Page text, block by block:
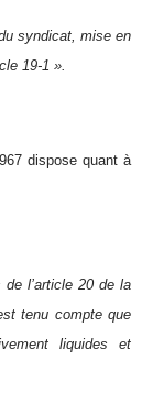
syndicat, mise en
19-1 ».
dispose quant à
de l’article 20 de la
tenu compte que
liquides et